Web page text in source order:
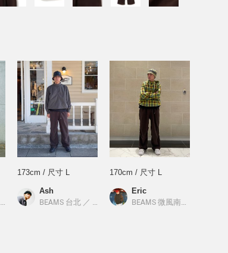
BEAMS
173cm / 尺寸 L
Ash
BEAMS 台北 ／ BEAMS
170cm / 尺寸 L
Eric
BEAMS 微風南山